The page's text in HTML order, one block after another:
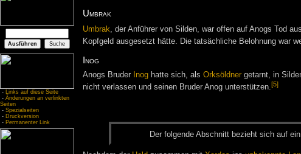
- Links auf diese Seite
- Änderungen an verlinkten
Seiten
- Spezialseiten
- Druckversion
- Permanenter Link
Umbrak
Umbrak, der Anführer von Silden, war offen auf Anogs Tod
Kopfgeld ausgesetzt hätte. Die tatsächliche Belohnung war
Inog
Anogs Bruder Inoghatte sich, als Orksöldnergetarnt, in
nicht verlassen und seinen Bruder Anog unterstützen.[5]
Der fol­gen­de Ab­schnitt be­zieht sich auf